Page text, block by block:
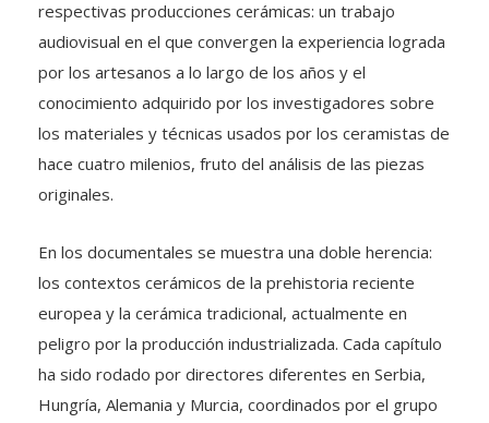
respectivas producciones cerámicas: un trabajo
audiovisual en el que convergen la experiencia lograda
por los artesanos a lo largo de los años y el
conocimiento adquirido por los investigadores sobre
los materiales y técnicas usados por los ceramistas de
hace cuatro milenios, fruto del análisis de las piezas
originales.
En los documentales se muestra una doble herencia:
los contextos cerámicos de la prehistoria reciente
europea y la cerámica tradicional, actualmente en
peligro por la producción industrializada. Cada capítulo
ha sido rodado por directores diferentes en Serbia,
Hungría, Alemania y Murcia, coordinados por el grupo